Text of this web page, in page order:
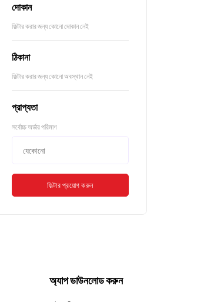
দোকান
ফিল্টার করার জন্য কোনো দোকান নেই
ঠিকানা
ফিল্টার করার জন্য কোনো অবস্থান নেই
প্রাপ্যতা
সর্বোচ্চ অর্ডার পরিমাণ
ফিল্টার প্রয়োগ করুন
অ্যাপ ডাউনলোড করুন